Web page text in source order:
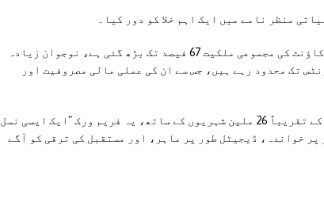
منظر نامے میں ایک اہم خلا کو دور کیا۔
ایس بی پی نے کہا، "جبکہ بالغ آبادی کے. اکاؤنٹ کی مجموعی ملکیت 67 فیصد تک بڑھ گئی ہے، نوجوان زیادہ
تک محدود رہے ہیں، جس سے ان کی عملی مالی مصروفیت اور
مرکزی بینک نے کہا کہ 13 سے 18 سال کی عمر کے تقریباً 26 ملین شہریوں کے ساتھ، یہ فریم ورک "ایک ایسی نسل
خواندہ، ڈیجیٹل طور پر ماہر، اور مستقبل کی ترقی کو آگے